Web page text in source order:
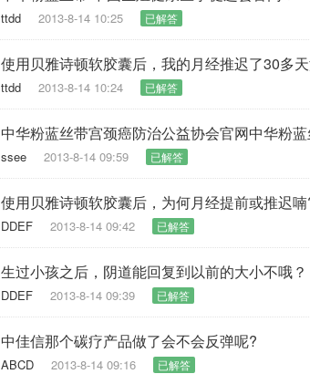
ttdd 2013-8-14 10:25 已解答
使用贝雅诗顿软胶囊后，我的月经推迟了30多
ttdd 2013-8-14 10:24 已解答
中华粉蓝丝带宫颈癌防治公益协会官网中华粉
ssee 2013-8-14 09:59 已解答
使用贝雅诗顿软胶囊后，为何月经提前或推迟喃
DDEF 2013-8-14 09:42 已解答
生过小孩之后，阴道能回复到以前的大小不哦？
DDEF 2013-8-14 09:39 已解答
中佳信那个碳疗产品做了会不会反弹呢?
ABCD 2013-8-14 09:16 已解答